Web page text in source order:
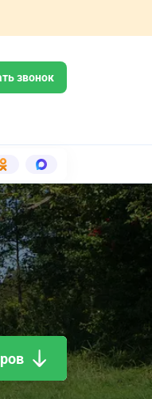
звонок